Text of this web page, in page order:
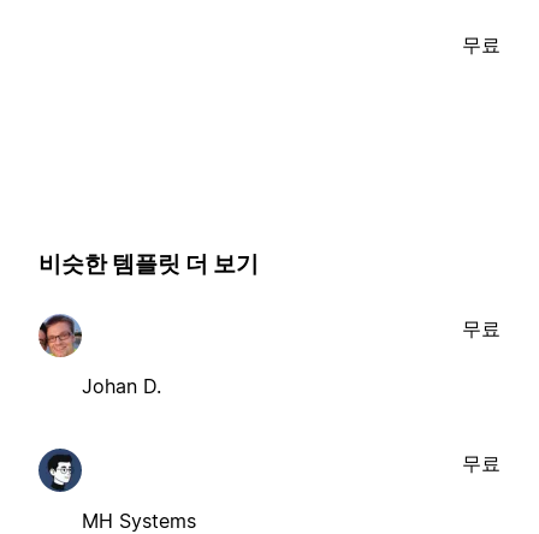
무료
비슷한 템플릿 더 보기
Johan D.
무료
MH Systems
무료